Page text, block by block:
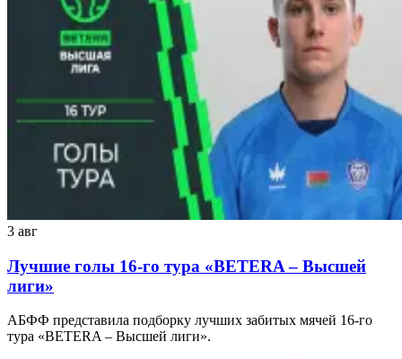
3 авг
Лучшие голы 16-го тура «BETERA – Высшей
лиги»
АБФФ представила подборку лучших забитых мячей 16-го
тура «BETERA – Высшей лиги».